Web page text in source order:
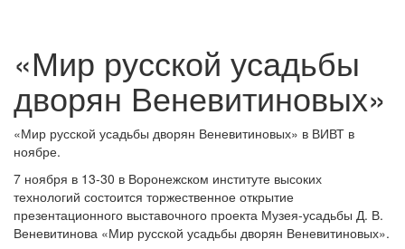
«Мир русской усадьбы
дворян Веневитиновых»
«Мир русской усадьбы дворян Веневитиновых» в ВИВТ в
ноябре.
7 ноября в 13-30 в Воронежском институте высоких
технологий состоится торжественное открытие
презентационного выставочного проекта Музея-усадьбы Д. В.
Веневитинова «Мир русской усадьбы дворян Веневитиновых».